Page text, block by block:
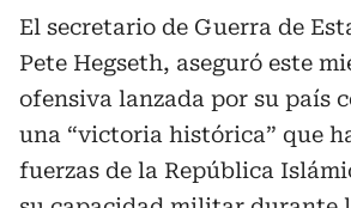
El secretario de Guerra de
Pete Hegseth, aseguró este
ofensiva lanzada por su país
una “victoria histórica” que
fuerzas de la República